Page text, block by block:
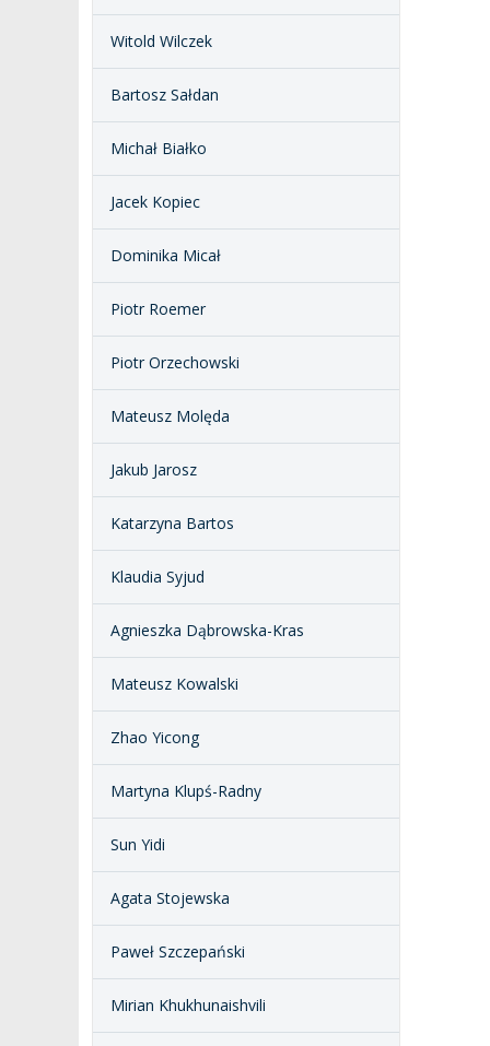
Witold Wilczek
Bartosz Sałdan
Michał Białko
Jacek Kopiec
Dominika Micał
Piotr Roemer
Piotr Orzechowski
Mateusz Molęda
Jakub Jarosz
Katarzyna Bartos
Klaudia Syjud
Agnieszka Dąbrowska-Kras
Mateusz Kowalski
Zhao Yicong
Martyna Klupś-Radny
Sun Yidi
Agata Stojewska
Paweł Szczepański
Mirian Khukhunaishvili